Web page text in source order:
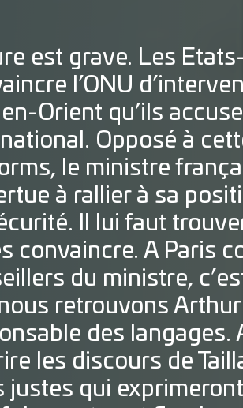
est grave. Les
l’ONU
Orient qu’ils
Opposé à
le ministre
à rallier à sa
Il lui faut
convaincre. A Paris
du ministre,
retrouvons
des
les discours de
justes qui